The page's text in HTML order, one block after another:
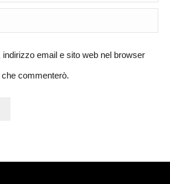
indirizzo email e sito web nel browser
commenterò.